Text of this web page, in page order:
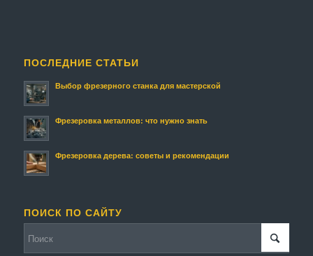
ПОСЛЕДНИЕ СТАТЬИ
Выбор фрезерного станка для мастерской
Фрезеровка металлов: что нужно знать
Фрезеровка дерева: советы и рекомендации
ПОИСК ПО САЙТУ